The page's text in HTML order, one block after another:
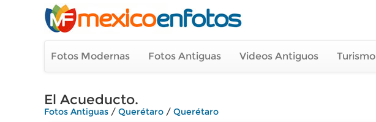
Fotos Modernas Fotos Antiguas Videos Antiguos Turismo
El Acueducto.
Fotos Antiguas / Querétaro / Querétaro